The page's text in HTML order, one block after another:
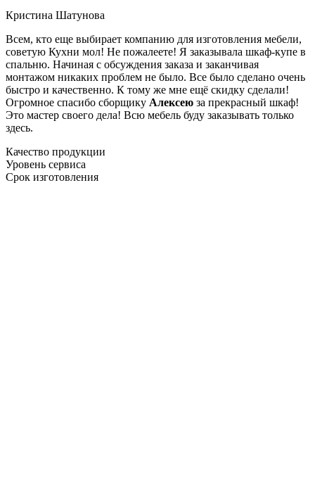
Кристина Шатунова
Всем, кто еще выбирает компанию для изготовления мебели,
советую Кухни мол! Не пожалеете! Я заказывала шкаф-купе в
спальню. Начиная с обсуждения заказа и заканчивая
монтажом никаких проблем не было. Все было сделано очень
быстро и качественно. К тому же мне ещё скидку сделали!
Огромное спасибо сборщику Алексею за прекрасный шкаф!
Это мастер своего дела! Всю мебель буду заказывать только
здесь.
Качество продукции
Уровень сервиса
Срок изготовления